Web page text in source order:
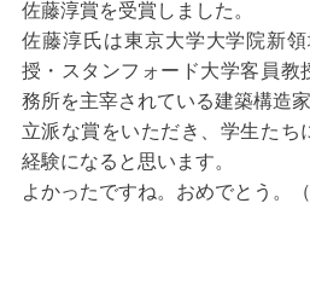
佐藤淳賞を受賞しました。
佐藤淳氏は東京大学大学院新
授・スタンフォード大学客員教
務所を主宰されている建築構造家
立派な賞をいただき、学生たち
経験になると思います。
よかったですね。おめでとう。